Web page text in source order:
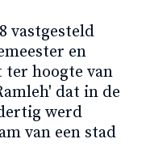
vastgesteld
en
ter hoogte van
dat in de
werd
van een stad